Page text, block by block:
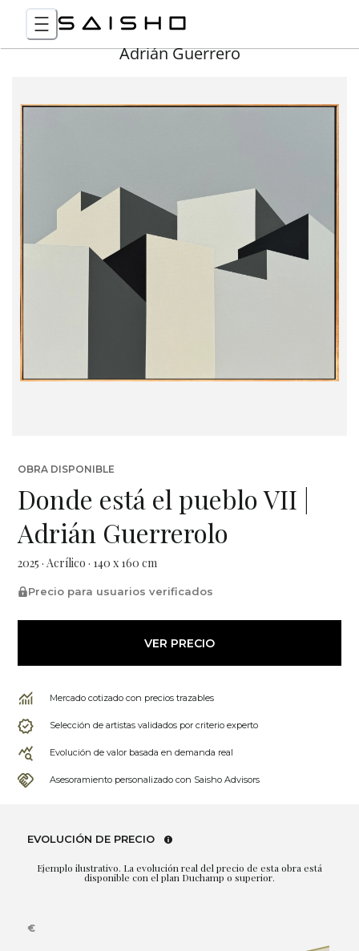
Adrián Guerrero
OBRA DISPONIBLE
Donde está el pueblo VII |
Adrián Guerrerolo
2025 · Acrílico · 140 x 160 cm
Precio para usuarios verificados
VER PRECIO
Mercado cotizado con precios trazables
Selección de artistas validados por criterio experto
Evolución de valor basada en demanda real
Asesoramiento personalizado con Saisho Advisors
EVOLUCIÓN DE PRECIO
Ejemplo ilustrativo. La evolución real del precio de esta obra está
disponible con el plan Duchamp o superior.